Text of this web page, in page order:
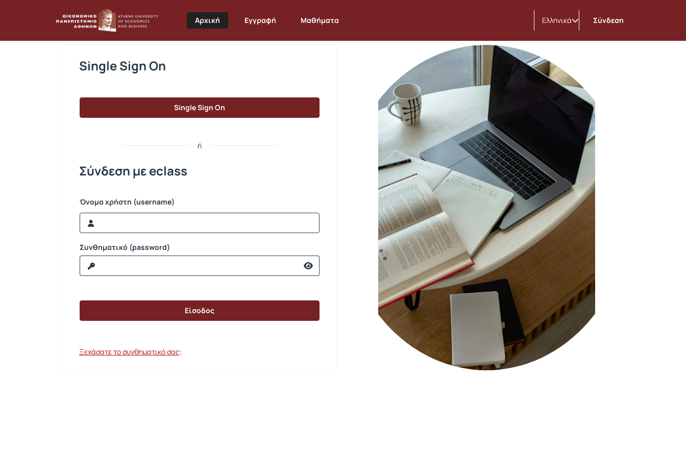
Αρχική Εγγραφή Μαθήματα Ελληνικά Σύνδεση
Σύνδεση
Single Sign On
Single Sign On
ή
Σύνδεση με eclass
Όνομα χρήστη (username)
Συνθηματικό (password)
Ξεχάσατε το συνθηματικό σας;